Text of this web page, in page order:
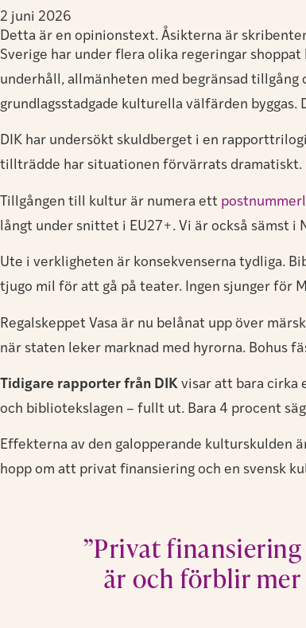
2 juni 2026
Detta är en opinionstext. Åsikterna är
Sverige har under flera olika regeringar
underhåll, allmänheten med begränsad
grundlagsstadgade kulturella välfärden byggas.
DIK har undersökt skuldberget i en
tillträdde har situationen förvärrats dramatiskt.
Tillgången till kultur är numera ett
långt under snittet i EU27+. Vi är också sämst
Ute i verkligheten är konsekvenserna tydliga.
tjugo mil för att gå på teater. Ingen sjunger för
Regalskeppet Vasa är nu belånat upp över
när staten leker marknad med hyrorna. Bohus
Tidigare rapporter från DIK visar att bara cirka
och bibliotekslagen – fullt ut. Bara 4 procent
Effekterna av den galopperande kulturskulden
hopp om att privat finansiering och en svensk
”Privat
är och förblir